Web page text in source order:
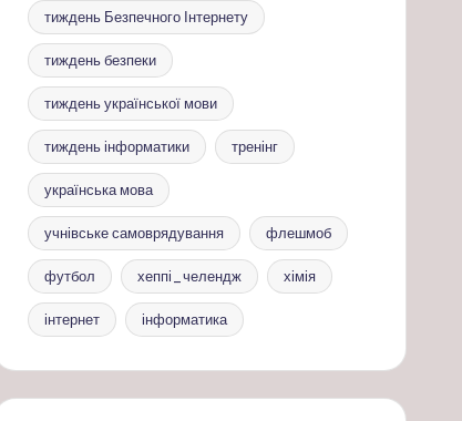
тиждень Безпечного Інтернету
тиждень безпеки
тиждень української мови
тиждень інформатики тренінг
українська мова
учнівське самоврядування флешмоб
футбол хеппі_челендж хімія
інтернет інформатика